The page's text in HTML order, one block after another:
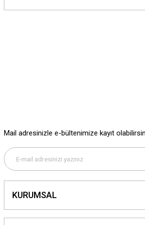
yetersiz gördüğünüz noktaları öneri formunu
Gönder
Mail adresinizle e-bültenimize kayıt
KURUMSAL